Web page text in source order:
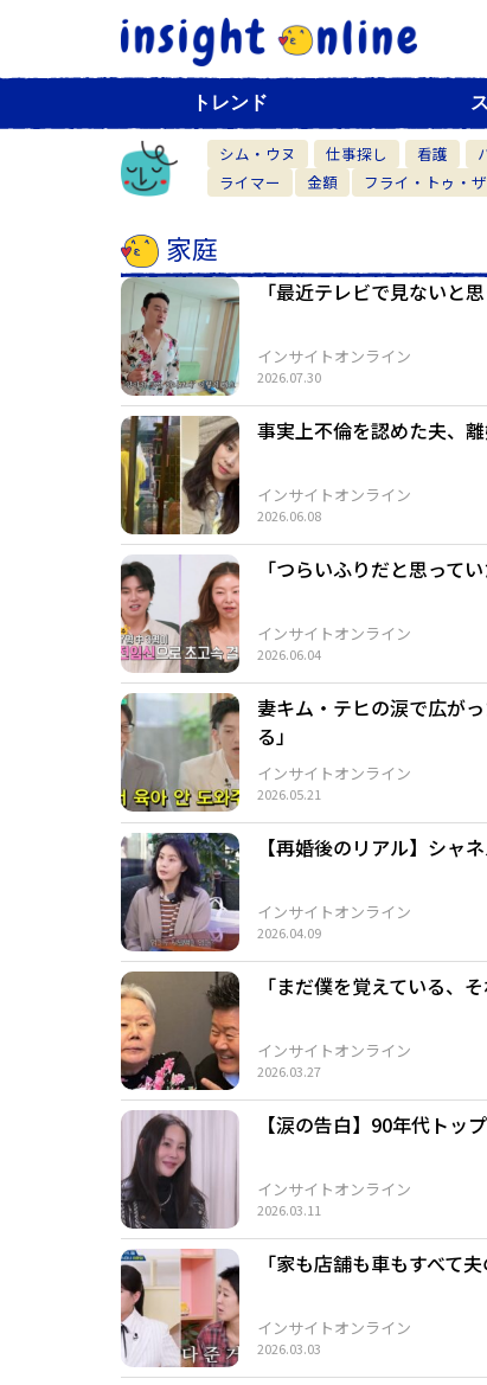
トレンド
シム・ウヌ 仕事探し 看護
ライマー
金額 フライ・トゥ・
家庭
「最近テレビで見ない
2026.07.30
インサイトオンライン
事実上不倫を認めた夫、
2026.06.08
インサイトオンライン
「つらいふりだと思って
2026.06.04
インサイトオンライン
妻キム・テヒの涙で広が
る」
2026.05.21
インサイトオンライン
【再婚後のリアル】シャ
2026.04.09
インサイトオンライン
「まだ僕を覚えている、
2026.03.27
インサイトオンライン
【涙の告白】90年代ト
2026.03.11
インサイトオンライン
「家も店舗も車もすべて
2026.03.03
インサイトオンライン